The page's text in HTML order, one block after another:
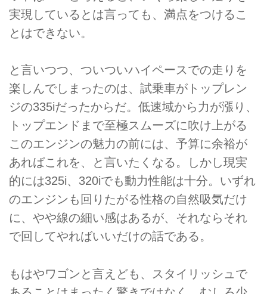
実現しているとは言っても、満点をつけるこ
とはできない。
と言いつつ、ついついハイペースでの走りを
楽しんでしまったのは、試乗車がトップレン
ジの335iだったからだ。低速域から力が漲り、
トップエンドまで至極スムーズに吹け上がる
このエンジンの魅力の前には、予算に余裕が
あればこれを、と言いたくなる。しかし現実
的には325i、320iでも動力性能は十分。いずれ
のエンジンも回りたがる性格の自然吸気だけ
に、やや線の細い感はあるが、それならそれ
で回してやればいいだけの話である。
もはやワゴンと言えども、スタイリッシュで